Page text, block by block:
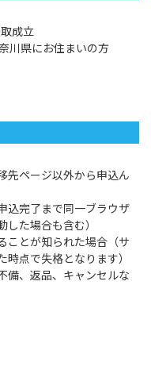
成立
川県にお住まいの方
先ページ以外から申込ん
込完了まで同一ブラウザ
た場合も含む）
ことが知られた場合（サ
点で失格となります）
備、返品、キャンセルな